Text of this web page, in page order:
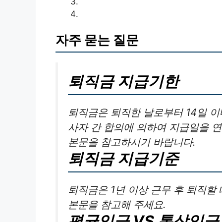
자주 묻는 질문
퇴직금 지급기한
퇴직금은 퇴직한 날로부터 14일
사자 간 합의에 의하여 지급일을
본문을 참고하시기 바랍니다.
퇴직금 지급기준
퇴직금은 1년 이상 근무 후 퇴직
본문을 참고해 주세요.